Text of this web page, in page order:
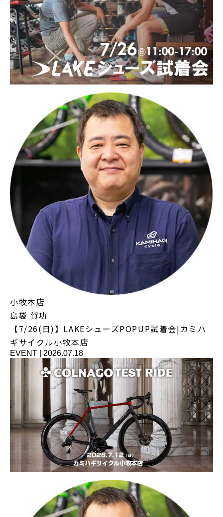
小牧本店
島袋 賀功
【7/26(日)】LAKEシューズPOPUP試着会|カミハ
ギサイクル小牧本店
EVENT 2026.07.18